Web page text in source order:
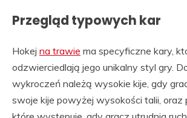
Przegląd typowych kar
Hokej na trawie ma specyficzne kary,
odzwierciedlają jego unikalny styl gry.
wykroczeń należą wysokie kije, gdy
swoje kije powyżej wysokości talii, oraz